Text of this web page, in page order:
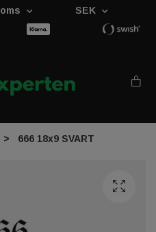
SEK
666 18x9 SVART